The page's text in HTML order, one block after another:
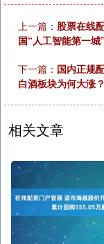
上一篇： 股票在线
国“人工智能第一城
下一篇： 国内正规
白酒板块为何大涨？
相关文章